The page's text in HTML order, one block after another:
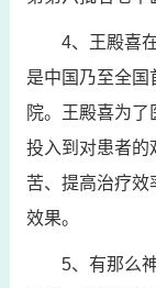
4、王殿喜
是中国乃至全国
院。王殿喜为
投入到对患者的
苦、提高治疗效
效果。
5、有那么